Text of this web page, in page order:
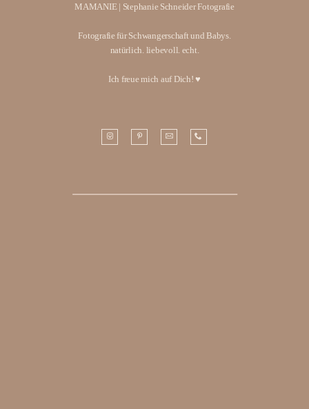
MAMANIE | Stephanie Schneider Fotografie
Fotografie für Schwangerschaft und Babys.
natürlich. liebevoll. echt.
Ich freue mich auf Dich! ♥